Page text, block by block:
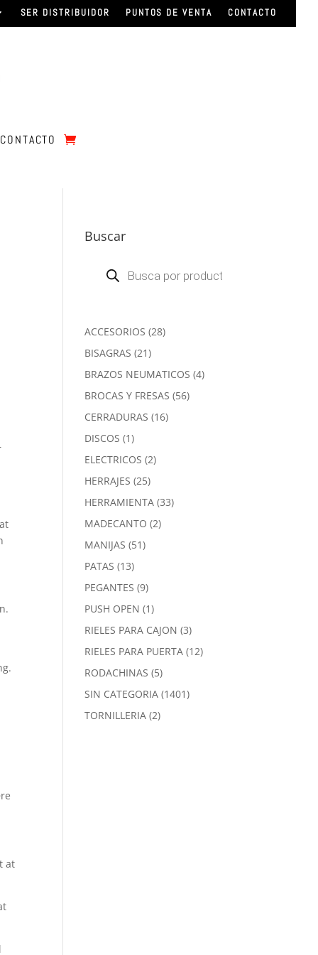
SER DISTRIBUIDOR PUNTOS DE VENTA CONTACTO
CONTACTO
at
Buscar
productos
ACCESORIOS 2828
BISAGRAS 2121
productos
BRAZOS NEUMATICOS 44
BROCAS Y FRESAS 5656
CERRADURAS 1616
DISCOS 11
producto
ELECTRICOS 22
HERRAJES 2525
productos
HERRAMIENTA 3333
MADECANTO 22
MANIJAS 5151
PATAS 1313
productos
PEGANTES 99
productos
PUSH OPEN 11
producto
RIELES PARA CAJON 33
productos
RIELES PARA PUERTA 1212
RODACHINAS 55
productos
SIN CATEGORIA 14011401
TORNILLERIA 22